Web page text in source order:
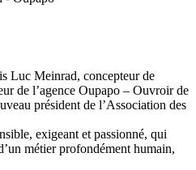
Luc Meinrad, concepteur de
de l’agence Oupapo – Ouvroir de
président de l’Association des
exigeant et passionné, qui
métier profondément humain,